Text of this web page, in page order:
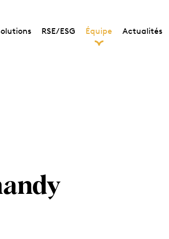
RSE/ESG Équipe Actualités